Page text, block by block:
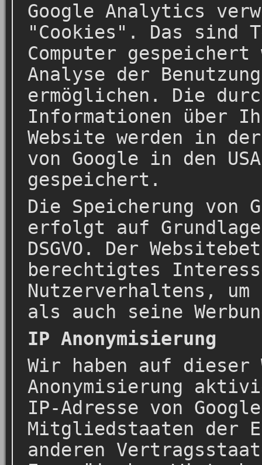
Google Analytics
"Cookies". Das sind
Computer
Analyse der
ermöglichen. Die
Informationen über
Website werden in
von Google in den
gespeichert.
Die Speicherung von
erfolgt auf
DSGVO. Der
berechtigtes
Nutzerverhaltens, um
als auch seine
IP Anonymisierung
Wir haben auf
Anonymisierung
IP-Adresse von
Mitgliedstaaten der
anderen